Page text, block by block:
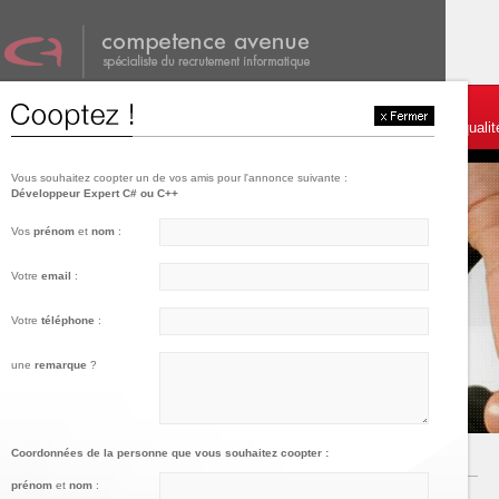
001
Témoignages et services
003
Charte de
Vous souhaitez coopter un de vos amis pour l'annonce suivante :
Développeur Expert C# ou C++
Vos prénom et nom :
Votre email :
Votre téléphone :
une remarque ?
Coordonnées de la personne que vous souhaitez coopter :
prénom et nom :